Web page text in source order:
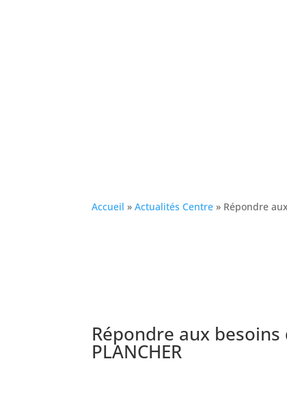
Accueil »Actualités Centre » Répondre
Répondre aux
PLANCHER